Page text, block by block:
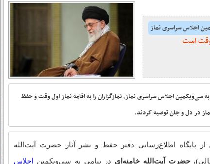
اجلاس سراسری نماز
وقت است
سی‌ویکمین اجلاس سراسری نماز، نمازگزاران را به اقامه نماز اول وقت و حفظ
در دل و جان توصیه کردند.
از پايگاه اطلاع‌رسانی دفتر حفظ و نشر آثار حضرت آيت‌الله‌
حضرت آیت‌الله خامنه‌ای در پیامی به سی‌ویکمین اجلاس